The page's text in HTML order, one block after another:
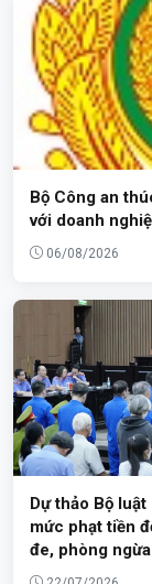
Bộ Công an
với doanh
06/08/2026
Dự thảo Bộ
mức phạt tiền
đe, phòng